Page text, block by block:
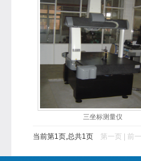
三坐标测量仪
当前第1页,总共1页 第一页 | 前